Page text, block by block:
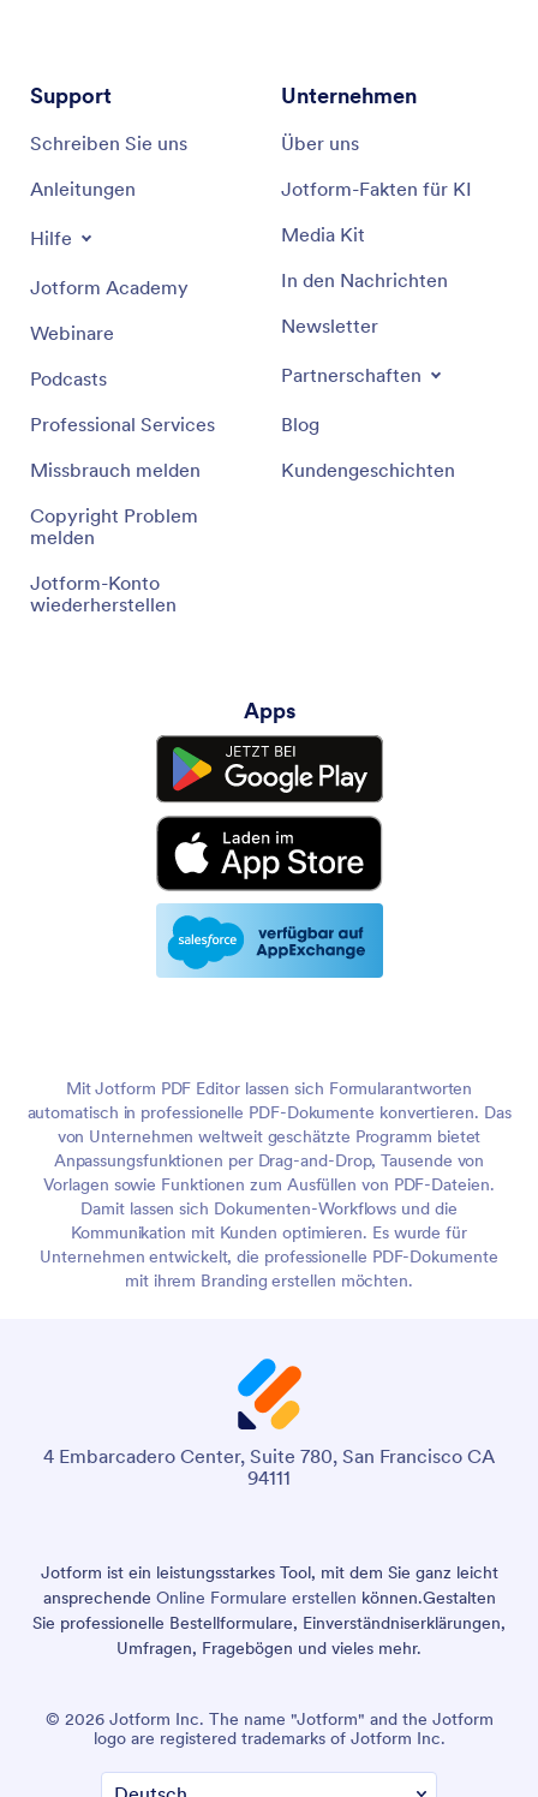
Support
Schreiben Sie uns
Anleitungen
Hilfe
Jotform Academy
Webinare
Podcasts
Professional Services
Missbrauch melden
Copyright Problem
melden
Jotform-Konto
wiederherstellen
Unternehmen
Über uns
Jotform-Fakten für KI
Media Kit
In den Nachrichten
Newsletter
Partnerschaften
Blog
Kundengeschichten
Apps
Mit Jotform PDF Editor lassen sich Formularantworten
automatisch in professionelle PDF-Dokumente konvertieren. Das
von Unternehmen weltweit geschätzte Programm bietet
Anpassungsfunktionen per Drag-and-Drop, Tausende von
Vorlagen sowie Funktionen zum Ausfüllen von PDF-Dateien.
Damit lassen sich Dokumenten-Workflows und die
Kommunikation mit Kunden optimieren. Es wurde für
Unternehmen entwickelt, die professionelle PDF-Dokumente
mit ihrem Branding erstellen möchten.
4 Embarcadero Center, Suite 780, San Francisco CA
94111
Jotform ist ein leistungsstarkes Tool, mit dem Sie ganz leicht
ansprechende Online Formulare erstellen können.Gestalten
Sie professionelle Bestellformulare, Einverständniserklärungen,
Umfragen, Fragebögen und vieles mehr.
© 2026 Jotform Inc. The name "Jotform" and the Jotform
logo are registered trademarks of Jotform Inc.